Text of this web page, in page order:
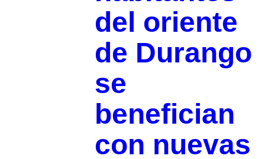
del oriente
de Durango
se
benefician
con nuevas